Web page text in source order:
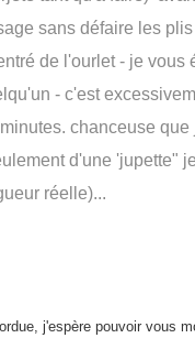
sans défaire les
de l'ourlet - je vous
- c'est
chanceuse
d'une 'jupette"
réelle)...
j'espère pouvoir vous